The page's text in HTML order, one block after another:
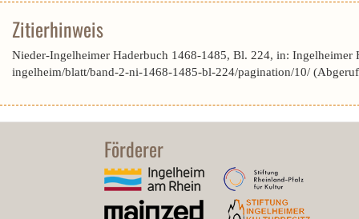
Zitierhinweis
Nieder-Ingelheimer Haderbuch 1468-1485, Bl. 224, in: Ingelheimer
ingelheim/blatt/band-2-ni-1468-1485-bl-224/pagination/10/
Förderer